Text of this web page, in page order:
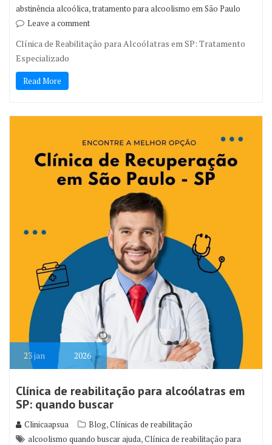
abstinência alcoólica,tratamento para alcoolismo em São Paulo
Leave a comment
Clínica de Reabilitação para Alcoólatras em SP: Tratamento
Especializado
Read More
23jan 2026
Clínica de reabilitação para alcoólatras em
SP: quando buscar
Clinicaapsua Blog,Clínicas de reabilitação
alcoolismo quando buscar ajuda,Clínica de reabilitação para